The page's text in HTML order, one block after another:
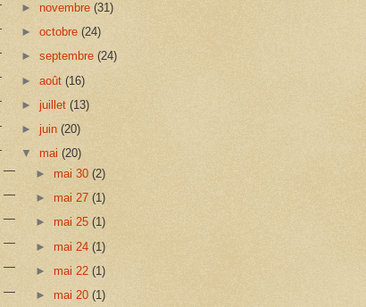
►novembre(31)
►octobre(24)
►septembre(24)
►août(16)
►juillet(13)
►juin(20)
▼mai(20)
► mai 30 (2)
► mai 27 (1)
► mai 25 (1)
► mai 24 (1)
► mai 22 (1)
► mai 20 (1)